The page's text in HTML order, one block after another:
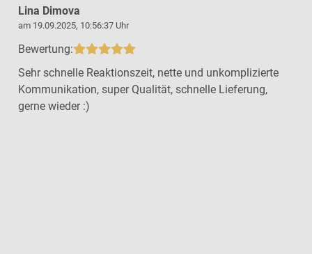
Lina Dimova
am 19.09.2025, 10:56:37 Uhr
Bewertung:
Sehr schnelle Reaktionszeit, nette und unkomplizierte
Kommunikation, super Qualität, schnelle Lieferung,
gerne wieder :)